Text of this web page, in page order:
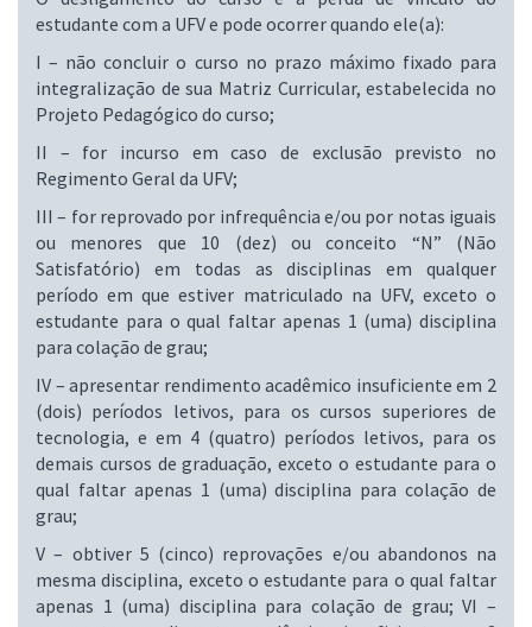
estudante com a UFV e pode ocorrer quando ele(a):
I – não concluir o curso no prazo máximo fixado para
integralização de sua Matriz Curricular, estabelecida no
Projeto Pedagógico do curso;
II – for incurso em caso de exclusão previsto no
Regimento Geral da UFV;
III – for reprovado por infrequência e/ou por notas iguais
ou menores que 10 (dez) ou conceito “N” (Não
Satisfatório) em todas as disciplinas em qualquer
período em que estiver matriculado na UFV, exceto o
estudante para o qual faltar apenas 1 (uma) disciplina
para colação de grau;
IV – apresentar rendimento acadêmico insuficiente em 2
(dois) períodos letivos, para os cursos superiores de
tecnologia, e em 4 (quatro) períodos letivos, para os
demais cursos de graduação, exceto o estudante para o
qual faltar apenas 1 (uma) disciplina para colação de
grau;
V – obtiver 5 (cinco) reprovações e/ou abandonos na
mesma disciplina, exceto o estudante para o qual faltar
apenas 1 (uma) disciplina para colação de grau; VI –